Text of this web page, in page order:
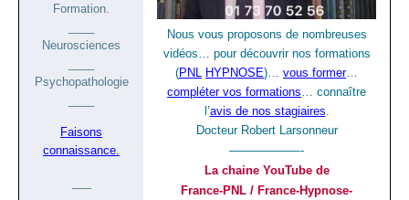
Formation.
Neurosciences
Psychopathologie
Faisons
connaissance.
Nous vous proposons de nombreuses
vidéos… pour découvrir nos formations
(PNL HYPNOSE)… vous former…
compléter vos formations … connaître
l’avis de nos stagiaires
Docteur Robert Larsonneur
——————-
La chaine YouTube de
France-PNL / France-Hypnose-